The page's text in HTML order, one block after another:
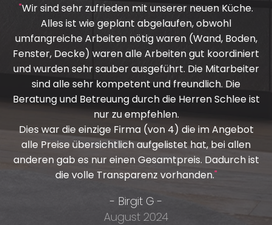
"Wir sind sehr zufrieden mit unserer neuen Küche.
Alles ist wie geplant abgelaufen, obwohl
umfangreiche Arbeiten nötig waren (Wand, Boden,
Fenster, Decke) waren alle Arbeiten gut koordiniert
und wurden sehr sauber ausgeführt. Die Mitarbeiter
sind alle sehr kompetent und freundlich. Die
Beratung und Betreuung durch die Herren Schlee ist
nur zu empfehlen.
Dies war die einzige Firma (von 4) die im Angebot
alle Preise übersichtlich aufgelistet hat, bei allen
anderen gab es nur einen Gesamtpreis. Dadurch ist
die volle Transparenz vorhanden."
- Birgit G -
August 2024